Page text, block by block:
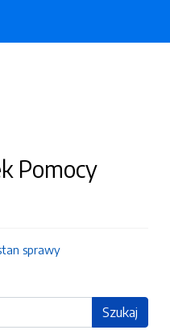
Pomocy
sprawy
Szukaj